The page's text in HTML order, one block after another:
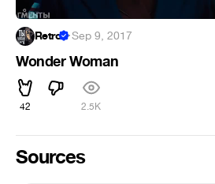
Retro ·Sep 9, 2017
Wonder Woman
42 2.5K
Sources